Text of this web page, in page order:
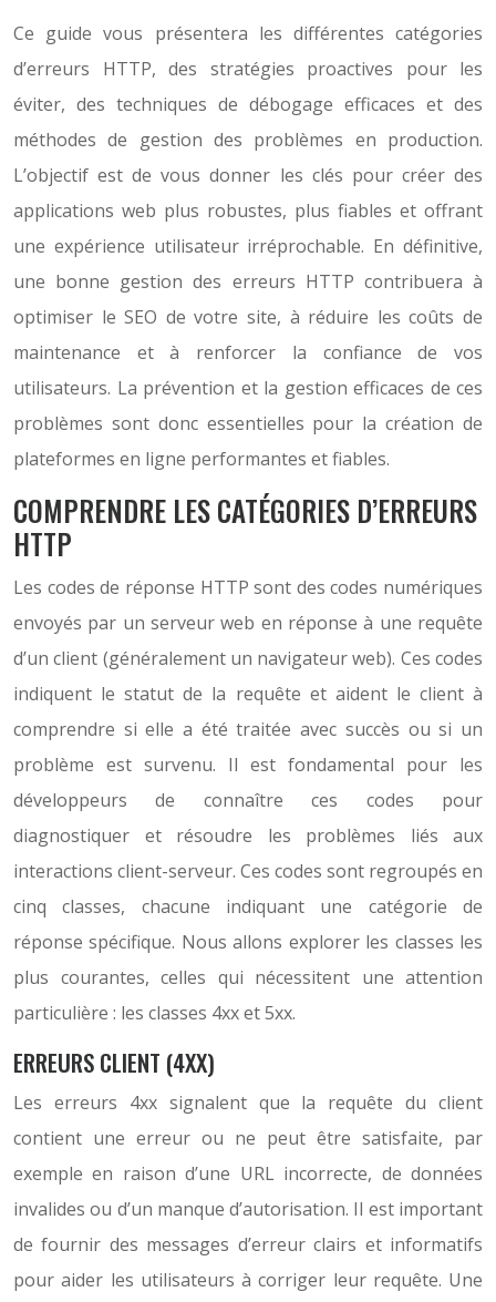
Ce guide vous présentera les différentes catégories
d’erreurs HTTP, des stratégies proactives pour les
éviter, des techniques de débogage efficaces et des
méthodes de gestion des problèmes en production.
L’objectif est de vous donner les clés pour créer des
applications web plus robustes, plus fiables et offrant
une expérience utilisateur irréprochable. En définitive,
une bonne gestion des erreurs HTTP contribuera à
optimiser le SEO de votre site, à réduire les coûts de
maintenance et à renforcer la confiance de vos
utilisateurs. La prévention et la gestion efficaces de ces
problèmes sont donc essentielles pour la création de
plateformes en ligne performantes et fiables.
COMPRENDRE LES CATÉGORIES D’ERREURS
HTTP
Les codes de réponse HTTP sont des codes numériques
envoyés par un serveur web en réponse à une requête
d’un client (généralement un navigateur web). Ces codes
indiquent le statut de la requête et aident le client à
comprendre si elle a été traitée avec succès ou si un
problème est survenu. Il est fondamental pour les
développeurs de connaître ces codes pour
diagnostiquer et résoudre les problèmes liés aux
interactions client-serveur. Ces codes sont regroupés en
cinq classes, chacune indiquant une catégorie de
réponse spécifique. Nous allons explorer les classes les
plus courantes, celles qui nécessitent une attention
particulière : les classes 4xx et 5xx.
ERREURS CLIENT (4XX)
Les erreurs 4xx signalent que la requête du client
contient une erreur ou ne peut être satisfaite, par
exemple en raison d’une URL incorrecte, de données
invalides ou d’un manque d’autorisation. Il est important
de fournir des messages d’erreur clairs et informatifs
pour aider les utilisateurs à corriger leur requête. Une